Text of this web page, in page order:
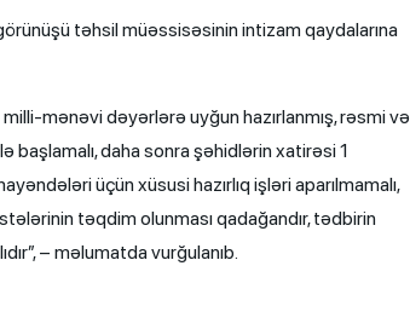
təhsil müəssisəsinin intizam qaydalarına
mənəvi dəyərlərə uyğun hazırlanmış, rəsmi və
başlamalı, daha sonra şəhidlərin xatirəsi 1
üçün xüsusi hazırlıq işləri aparılmamalı,
təqdim olunması qadağandır, tədbirin
– məlumatda vurğulanıb.